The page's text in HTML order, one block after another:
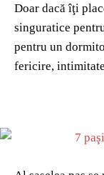
Doar dacă îţi
singuratice
pentru un
fericire,